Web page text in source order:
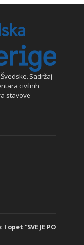
Sadržaj
civilnih
stavove
opet “SVE JE PO